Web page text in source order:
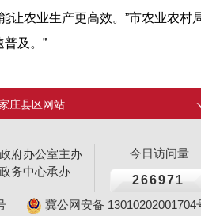
让农业生产更高效。”市农业农
普及。”